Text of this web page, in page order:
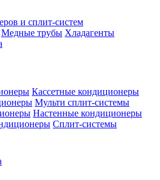
и сплит-систем
Медные трубы Хладагенты
Кассетные кондиционеры
Мульти сплит-системы
Настенные кондиционеры
Сплит-системы